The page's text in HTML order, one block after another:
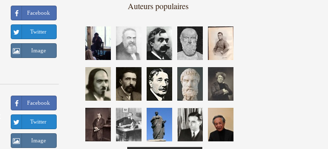
Facebook
Twitter
Image
Facebook
Twitter
Image
Auteurs populaires